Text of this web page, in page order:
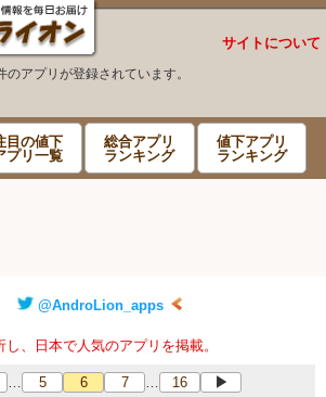
サイトについて
のアプリが登録されています。
目の値下
プリ一覧
総合アプリ
ランキング
値下アプリ
ランキング
@AndroLion_apps
、日本で人気のアプリを掲載。
… 5 6 7 … 16 ▶